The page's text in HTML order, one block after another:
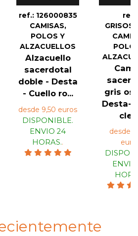
ref.: 126000835
CAMISAS,
POLOS Y
ALZACUELLOS
Alzacuello
sacerdotal
doble - Desta
- Cuello ro...
desde 9,50 euros
DISPONIBLE.
ENVIO 24
HORAS..
ref.:
gris
Desta-
desde